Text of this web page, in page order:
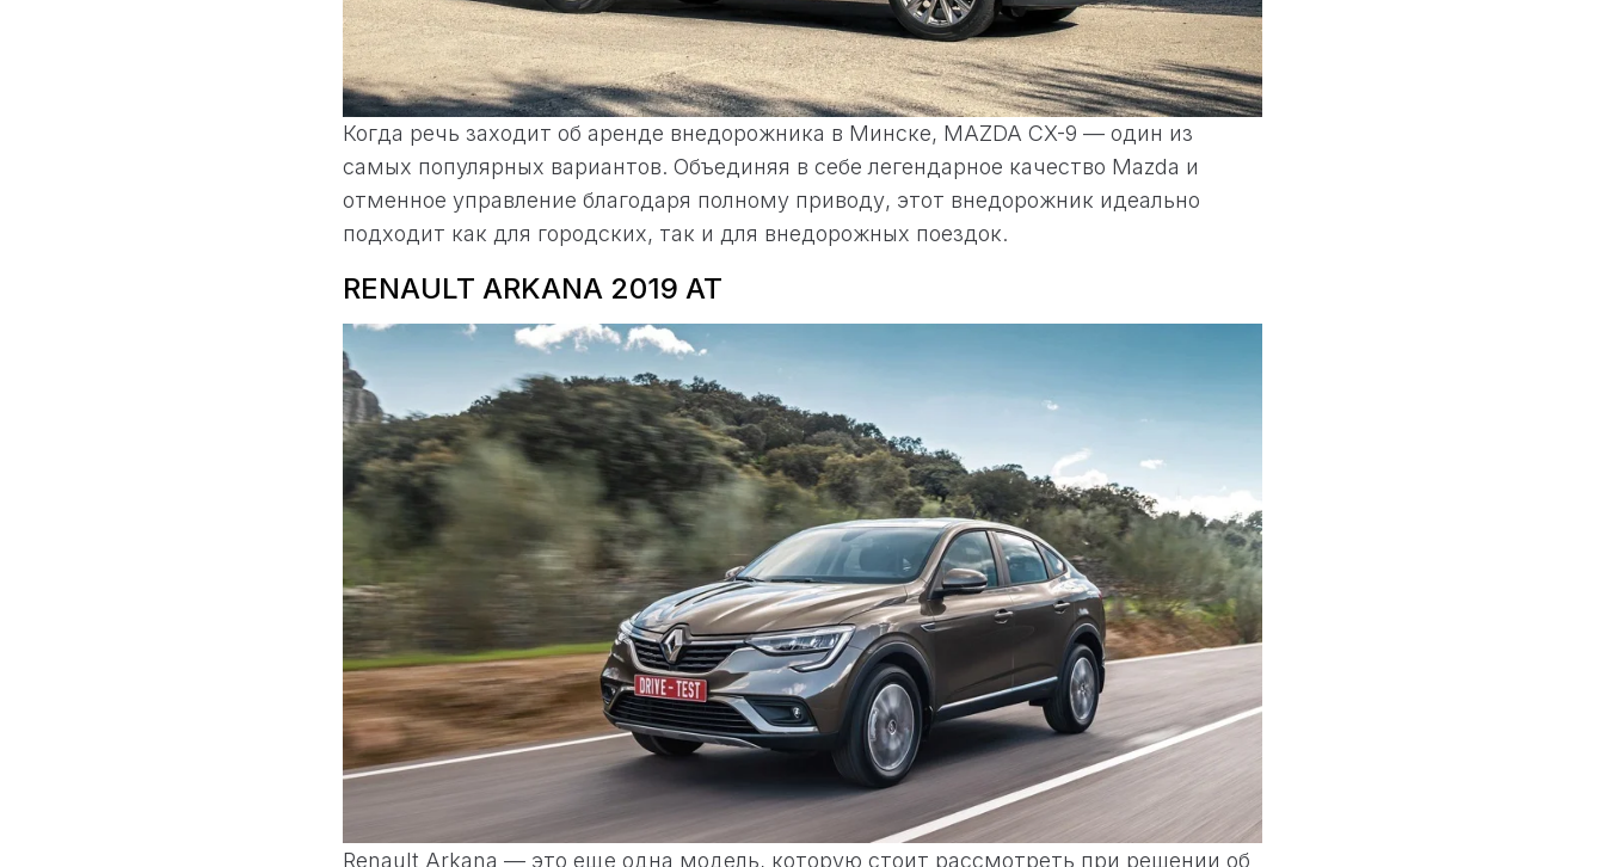
Когда речь заходит об аренде внедорожника в Минске, МАZDA CX-9 — один из
самых популярных вариантов. Объединяя в себе легендарное качество Mazda и
отменное управление благодаря полному приводу, этот внедорожник идеально
подходит как для городских, так и для внедорожных поездок.
RENAULT ARKANA 2019 AT
Renault Arkana — это еще одна модель, которую стоит рассмотреть при решении об